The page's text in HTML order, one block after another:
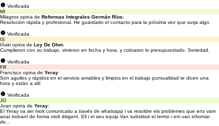
Verificada
MI
Milagros opina de Reformas Integrales Germán Ríos:
Resolución rápida y profesional. He guardado el contacto para la próxima vez que surja algo.
Verificada
IS
Iñaki opina de Ley De Ohm:
Cumplieron con su trabajo, vinieron en fecha y hora, y cobraron lo presupuestado. Seriedad.
Verificada
FR
Francisco opina de Yeray:
Son aguiles y rápidos en el servicio amables y limpios en el trabajo puntualidad te dicen una
hora y están a allí
Verificada
JO
Joan opina de Yeray:
El Yeray va ser molt comunicatiu a través de whatsapp i va resoldre els problemes que ens vam
anar trobant de forma molt dirigent. Ell i el seu equip.Van substituir el termo i em van informar
de...